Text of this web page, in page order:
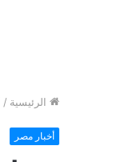
الرئيسية /
أخبار مصر